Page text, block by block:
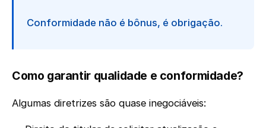
Conformidade não é bônus, é obrigação.
Como garantir qualidade e conformidade?
Algumas diretrizes são quase inegociáveis: